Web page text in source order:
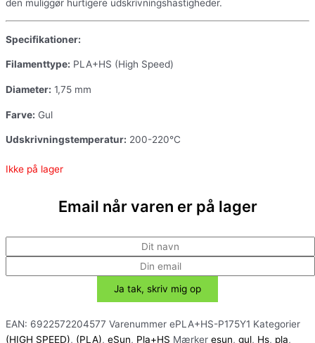
den muliggør hurtigere udskrivningshastigheder.
Specifikationer:
Filamenttype: PLA+HS (High Speed)
Diameter: 1,75 mm
Farve: Gul
Udskrivningstemperatur: 200-220°C
Ikke på lager
Email når varen er på lager
EAN: 6922572204577 Varenummer ePLA+HS-P175Y1 Kategorier
(HIGH SPEED), (PLA), eSun, Pla+HS Mærker esun, gul, Hs, pla,